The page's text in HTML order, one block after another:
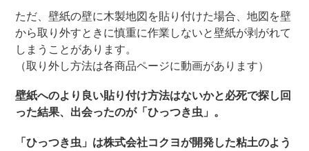
ただ、壁紙の壁に木製地図を貼り付けた場合、地図を壁
から取り外すときに慎重に作業しないと壁紙が剥がれて
しまうことがあります。
（取り外し方法は各商品ページに動画があります）
壁紙へのより良い貼り付け方法はないかと必死で探し回
った結果、出会ったのが「ひっつき虫」。
「ひっつき虫」は株式会社コクヨが開発した粘土のよう